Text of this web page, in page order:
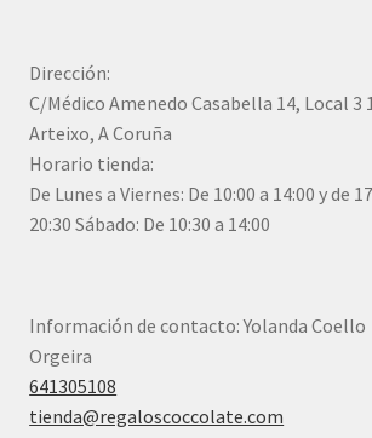
Dirección:
C/Médico Amenedo Casabella 14, Local 3
Arteixo, A Coruña
Horario tienda:
De Lunes a Viernes: De 10:00 a 14:00 y de
20:30 Sábado: De 10:30 a 14:00
Información de contacto: Yolanda Coello
Orgeira
641305108
tienda@regaloscoccolate.com